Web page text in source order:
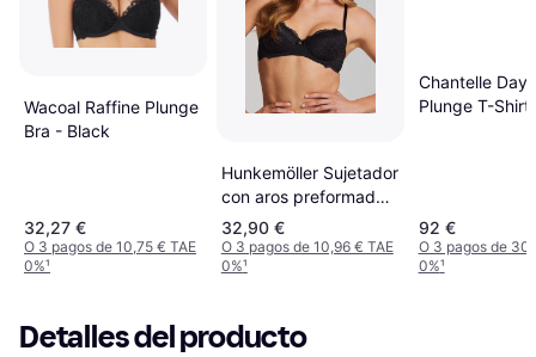
Wacoal Raffine Plunge
Bra - Black
32,27 €
O 3 pagos de 10,75 € TAE
0%¹
Hunkemöller Sujetador
con aros preformado
Marine Negro
32,90 €
O 3 pagos de 10,96 € TAE
0%¹
Chantelle Day
Plunge T-Shirt
92 €
O 3 pagos de
0%¹
Detalles del producto